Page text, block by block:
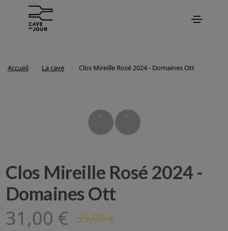
Accueil La cave Clos Mireille Rosé 2024 - Domaines Ott
Clos Mireille Rosé 2024 -
Domaines Ott
31,00 € 35,00 €